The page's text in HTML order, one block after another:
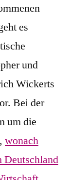
es
und
Wickerts
Bei der
um die
wonach
Deutschland